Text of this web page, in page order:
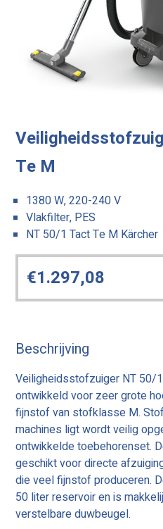
Te M
1380 W, 220-240 V
Vlakfilter, PES
NT 50/1 Tact Te M Kärcher
€1.297,08
Beschrijving
Veiligheidsstofzuiger NT 50/
ontwikkeld voor zeer grote
fijnstof van stofklasse M.
machines ligt wordt veilig
ontwikkelde toebehorenset.
geschikt voor directe
die veel fijnstof produceren.
50 liter reservoir en is
verstelbare duwbeugel.